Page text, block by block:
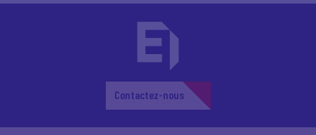
Contactez-nous